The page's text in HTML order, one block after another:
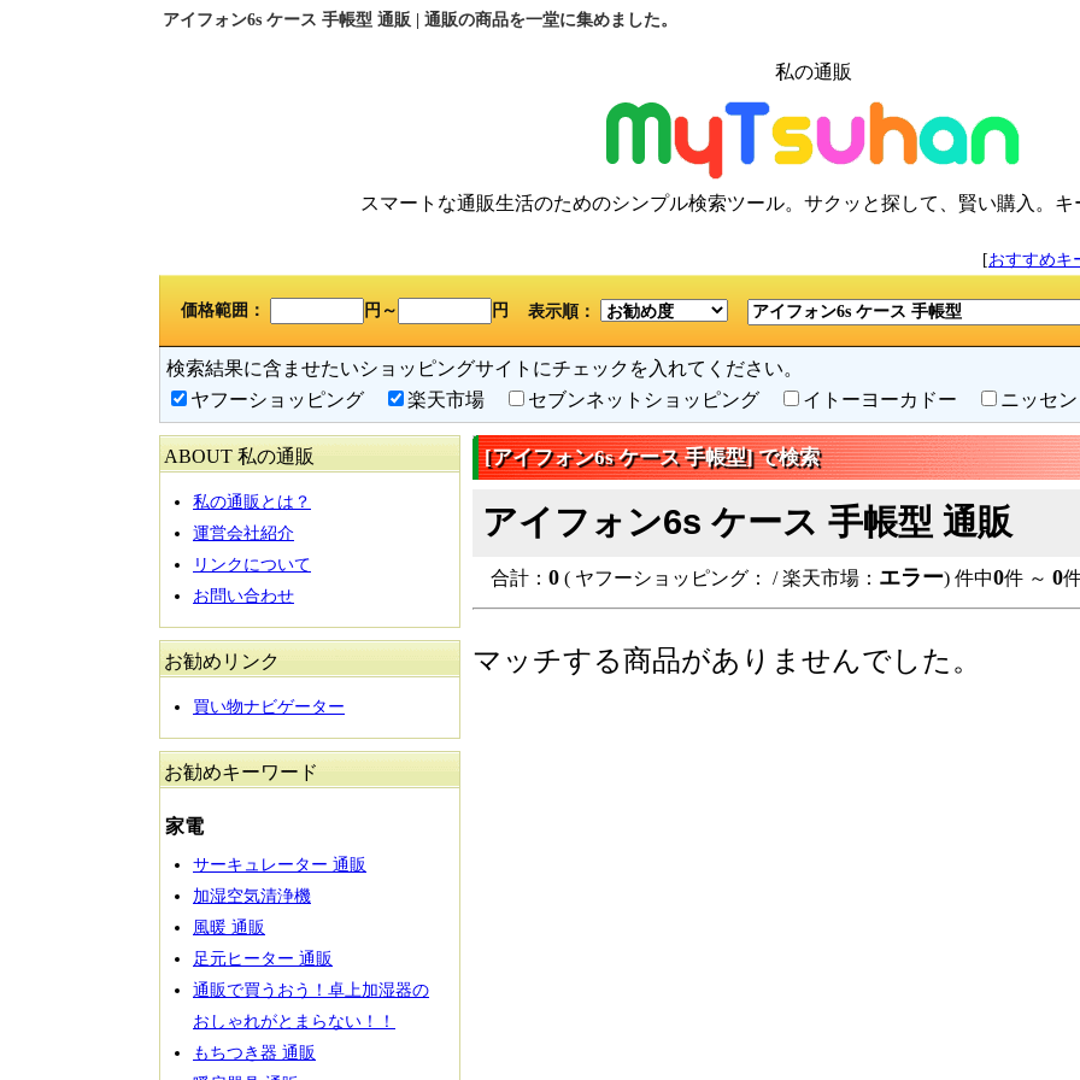
アイフォン6s ケース 手帳型 通販 | 通販の商品を一堂に集めました。
私の通販
スマートな通販生活のためのシンプル検索ツール。サクッと探して、賢い購入。キ
[おすすめキ
価格範囲： 円～ 円 表示順：
検索結果に含ませたいショッピングサイトにチェックを入れてください。
ヤフーショッピング
楽天市場 セブンネットショッピング イトーヨーカドー ニッセ
ABOUT 私の通販
私の通販とは？
運営会社紹介
リンクについて
お問い合わせ
お勧めリンク
買い物ナビゲーター
お勧めキーワード
家電
サーキュレーター 通販
加湿空気清浄機
風暖 通販
足元ヒーター 通販
通販で買うおう！卓上加湿器の
おしゃれがとまらない！！
もちつき器 通販
[アイフォン6s ケース 手帳型] で検索
アイフォン6s ケース 手帳型 通販
合計： 0 ( ヤフーショッピング： / 楽天市場： エラー) 件中0件 ～ 0
マッチする商品がありませんでした。